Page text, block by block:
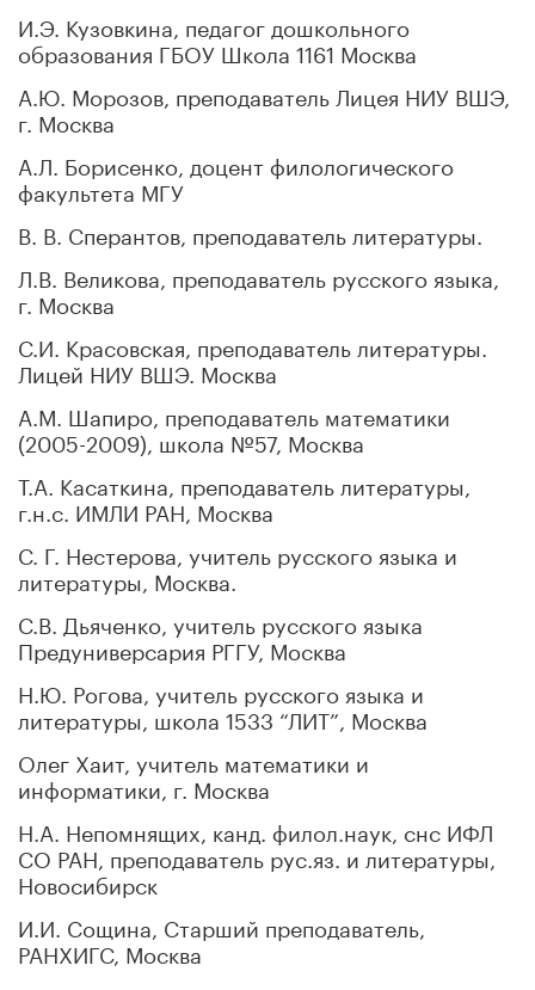
И.Э. Кузовкина, педагог дошкольного
образования ГБОУ Школа 1161 Москва
А.Ю. Морозов, преподаватель Лицея НИУ ВШЭ,
г. Москва
А.Л. Борисенко, доцент филологического
факультета МГУ
В. В. Сперантов, преподаватель литературы.
Л.В. Великова, преподаватель русского языка,
г. Москва
С.И. Красовская, преподаватель литературы.
Лицей НИУ ВШЭ. Москва
А.М. Шапиро, преподаватель математики
(2005-2009), школа №57, Москва
Т.А. Касаткина, преподаватель литературы,
г.н.с. ИМЛИ РАН, Москва
С. Г. Нестерова, учитель русского языка и
литературы, Москва.
С.В. Дьяченко, учитель русского языка
Предуниверсария РГГУ, Москва
Н.Ю. Рогова, учитель русского языка и
литературы, школа 1533 “ЛИТ”, Москва
Олег Хаит, учитель математики и
информатики, г. Москва
Н.А. Непомнящих, канд. филол.наук, снс ИФЛ
СО РАН, преподаватель рус.яз. и литературы,
Новосибирск
И.И. Сощина, Старший преподаватель,
РАНХИГС, Москва